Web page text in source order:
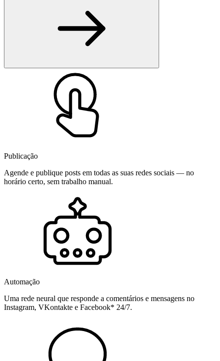
Publicação
Agende e publique posts em todas as suas redes sociais — no
horário certo, sem trabalho manual.
Automação
Uma rede neural que responde a comentários e mensagens no
Instagram, VKontakte e Facebook* 24/7.